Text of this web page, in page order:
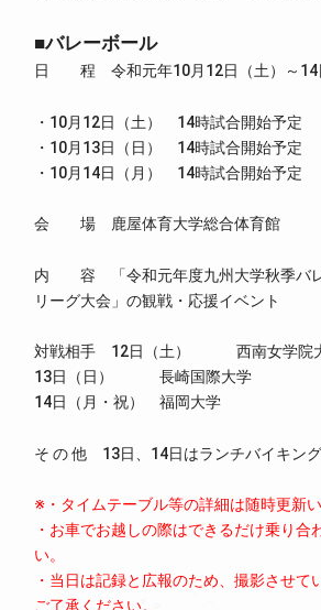
■バレーボール
日 程 令和元年10月12日（土）～14
・10月12日（土） 14時試合開始予定
・10月13日（日） 14時試合開始予定
・10月14日（月） 14時試合開始予定
会 場 鹿屋体育大学総合体育館
内 容 「令和元年度九州大学秋季バレ
リーグ大会」の観戦・応援イベント
対戦相手 12日（土） 西南女学院
13日（日） 長崎国際大学
14日（月・祝） 福岡大学
そ の 他 13日、14日はランチバイキン
※・ タイムテーブル等の詳細は随時更新い
・お車でお越しの際はできるだけ乗り合
い。
・当日は記録と広報のため、撮影させて
ご了承ください。